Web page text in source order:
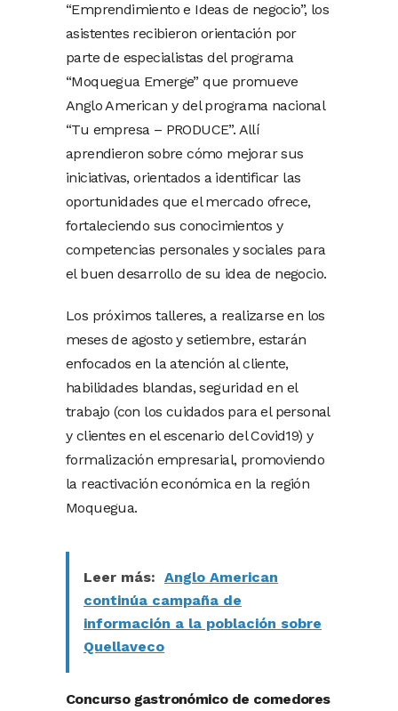
“Emprendimiento e Ideas de negocio”, los
asistentes recibieron orientación por
parte de especialistas del programa
“Moquegua Emerge” que promueve
Anglo American y del programa nacional
“Tu empresa – PRODUCE”. Allí
aprendieron sobre cómo mejorar sus
iniciativas, orientados a identificar las
oportunidades que el mercado ofrece,
fortaleciendo sus conocimientos y
competencias personales y sociales para
el buen desarrollo de su idea de negocio.
Los próximos talleres, a realizarse en los
meses de agosto y setiembre, estarán
enfocados en la atención al cliente,
habilidades blandas, seguridad en el
trabajo (con los cuidados para el personal
y clientes en el escenario del Covid19) y
formalización empresarial, promoviendo
la reactivación económica en la región
Moquegua.
Leer más: Anglo American
continúa campaña de
información a la población sobre
Quellaveco
Concurso gastronómico de comedores